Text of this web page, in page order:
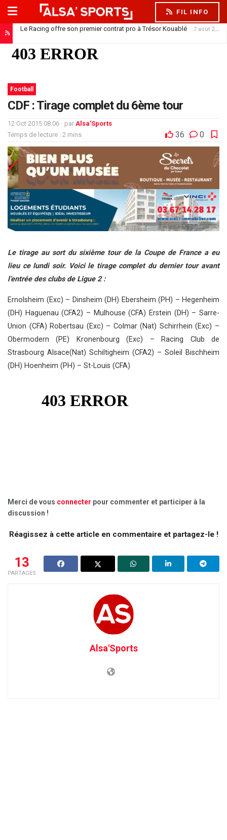
FIL INFO
Le Racing offre son premier contrat pro à Trésor Kouablé 7 août 2026
Football
CDF : Tirage complet du 6ème tour
12 Oct 2015 08:06 par Alsa'Sports
Temps de lecture : 2 mins
36 0
Le tirage au sort du sixième tour de la Coupe de France a eu
lieu ce lundi soir. Voici le tirage complet du dernier tour avant
l’entrée des clubs de Ligue 2 :
Ernolsheim (Exc) – Dinsheim (DH) Ebersheim (PH) – Hegenheim
(DH) Haguenau (CFA2) – Mulhouse (CFA) Erstein (DH) – Sarre-
Union (CFA) Robertsau (Exc) – Colmar (Nat) Schirrhein (Exc) –
Obermodern (PE) Kronenbourg (Exc) – Racing Club de
Strasbourg Alsace(Nat) Schiltigheim (CFA2) – Soleil Bischheim
(DH) Hoenheim (PH) – St-Louis (CFA)
Merci de vous connecter pour commenter et participer à la
discussion !
Réagissez à cette article en commentaire et partagez-le !
13
PARTAGES
Alsa'Sports